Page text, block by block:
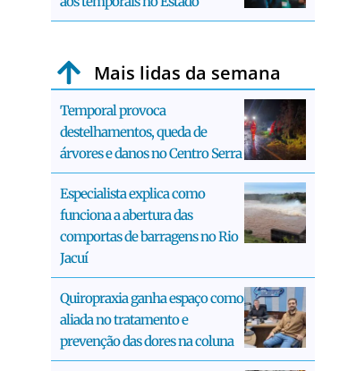
Mais lidas da semana
Temporal provoca
destelhamentos, queda de
árvores e danos no Centro Serra
Especialista explica como
funciona a abertura das
comportas de barragens no Rio
Jacuí
Quiropraxia ganha espaço como
aliada no tratamento e
prevenção das dores na coluna